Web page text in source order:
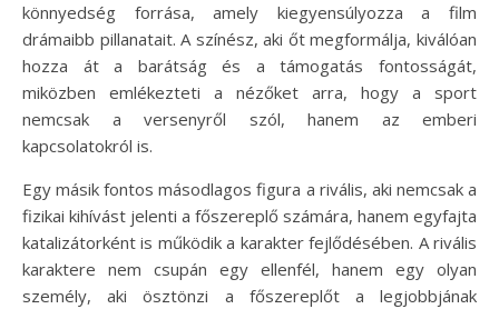
könnyedség forrása, amely kiegyensúlyozza a film
drámaibb pillanatait. A színész, aki őt megformálja, kiválóan
hozza át a barátság és a támogatás fontosságát,
miközben emlékezteti a nézőket arra, hogy a sport
nemcsak a versenyről szól, hanem az emberi
kapcsolatokról is.
Egy másik fontos másodlagos figura a rivális, aki nemcsak a
fizikai kihívást jelenti a főszereplő számára, hanem egyfajta
katalizátorként is működik a karakter fejlődésében. A rivális
karaktere nem csupán egy ellenfél, hanem egy olyan
személy, aki ösztönzi a főszereplőt a legjobbjának